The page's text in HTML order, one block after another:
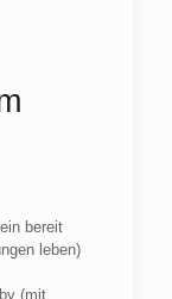
bereit
leben)
(mit